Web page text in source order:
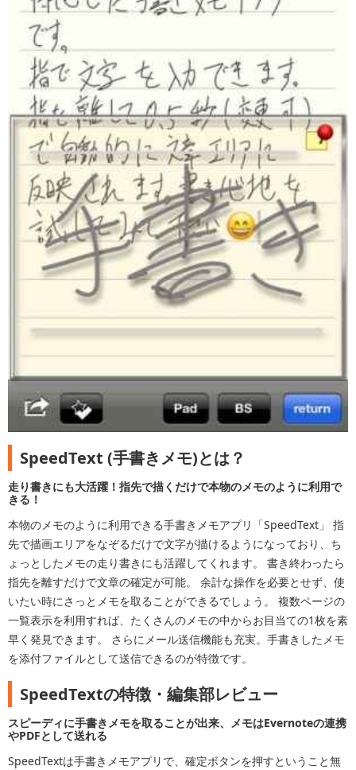
SpeedText (手書きメモ)とは？
走り書きにも大活躍！指先で描くだけで本物のメモのように利用で
きる！
本物のメモのように利用できる手書きメモアプリ「SpeedText」 指
先で描画エリアをなぞるだけで文字が描けるようになっており、ち
ょっとしたメモの走り書きにも活躍してくれます。 書き終わったら
指先を離すだけで文章の確定が可能。 余計な操作を必要とせず、使
いたい時にさっとメモを取ることができるでしょう。 複数ページの
一覧表示を利用すれば、たくさんのメモの中からお目当ての1枚を素
早く発見できます。 さらにメール送信機能も充実。手書きしたメモ
を添付ファイルとして送信できるのが特徴です。
SpeedTextの特徴・編集部レビュー
スピーディに手書きメモを取ることが出来、メモはEvernoteの連携
やPDFとして送れる
SpeedTextは手書きメモアプリで、確定ボタンを押すということ無